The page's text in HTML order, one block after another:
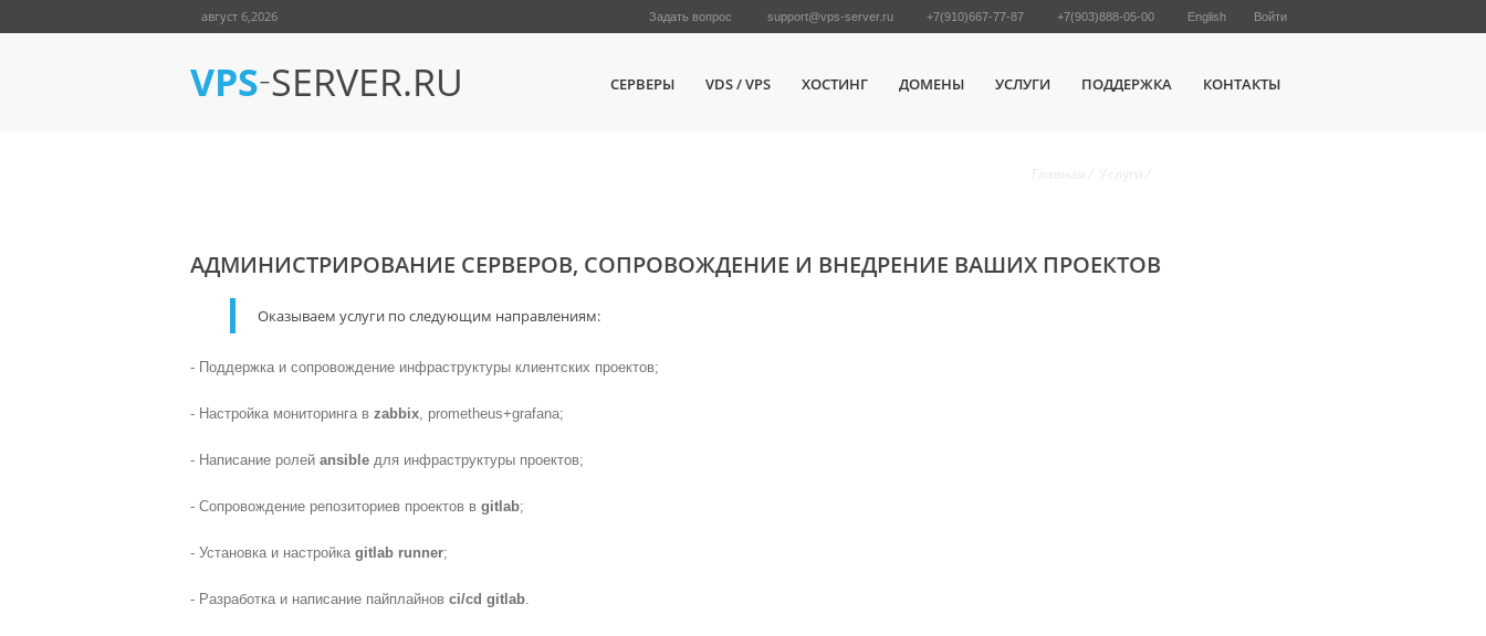
август 6,2026 Задать вопрос support@vps-server.ru +7(910)667-77-87 +7(903)888-05-00 English Войти
VPS-SERVER.RU СЕРВЕРЫ VDS / VPS ХОСТИНГ ДОМЕНЫ УСЛУГИ ПОДДЕРЖКА КОНТАКТЫ
АДМИНИСТРИРОВАНИЕ СЕРВЕРОВ, СОПРОВОЖДЕНИЕ И ВНЕДРЕНИЕ ВАШИХ ПРОЕКТОВ
Оказываем услуги по следующим направлениям:
- Поддержка и сопровождение инфраструктуры клиентских проектов;
- Настройка мониторинга в zabbix, prometheus+grafana;
- Написание ролей ansible для инфраструктуры проектов;
- Сопровождение репозиториев проектов в gitlab;
- Установка и настройкаgitlab runner;
- Разработка и написание пайплайнов ci/cd gitlab.